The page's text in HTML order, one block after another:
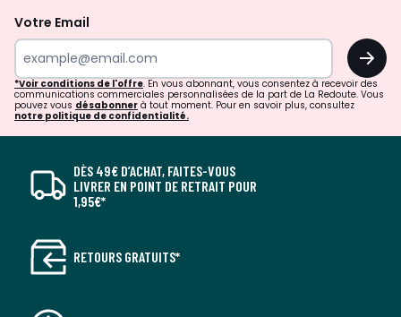
Votre Email
OK
*Voir conditions de l'offre. En vous abonnant, vous consentez à recevoir des
communications commerciales personnalisées de la part de La Redoute. Vous
pouvez vous désabonner à tout moment. Pour en savoir plus, consultez
notre politique de confidentialité.
DÈS 49€ D’ACHAT, FAITES-VOUS
LIVRER EN POINT DE RETRAIT POUR
1,95€*
RETOURS GRATUITS*